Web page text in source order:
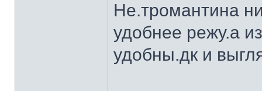
Не.тромантина
удобнее режу.а
удобны.дк и